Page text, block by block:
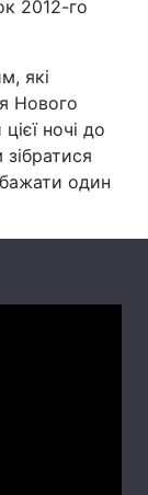
2012-го
які
Нового
ночі до
один